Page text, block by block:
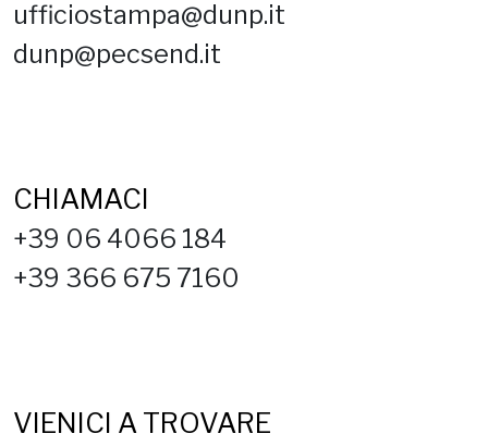
ufficiostampa@dunp.it
dunp@pecsend.it
CHIAMACI
+39 06 4066 184
+39 366 675 7160
VIENICI A TROVARE